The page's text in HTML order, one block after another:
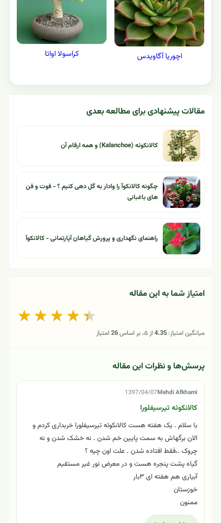
کالانکوئه تومنتوسا کالانکوئه دایگریمونتیا
آشنایی با تیره کراسالاسه و جنس های آن
سدم مورگانیانوم
اچوریا آگاویدس
کالانکوئه (Kalanchoe) و همه ارقام آن
چگونه کالانکوآ را وادار به گل دهی کنیم ؟ - فوت و فن
های باغبانی
راهنمای نگهداری و پرورش گیاهان آپارتمانی - کالانکوآ